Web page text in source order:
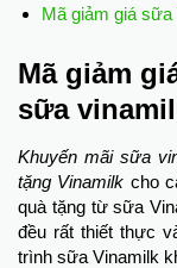
Mã giảm giá
Mã giảm
sữa
Khuyến mãi sữa
tặng Vinamilk cho
quà tặng từ sữa
đều rất thiết thực
trình sữa Vinamilk